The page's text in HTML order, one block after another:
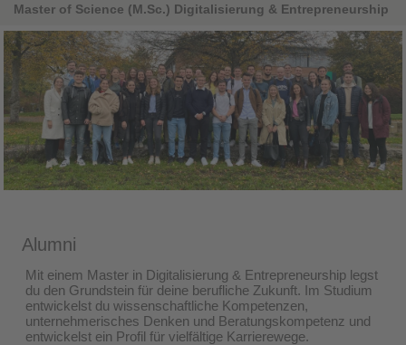
Master of Science (M.Sc.) Digitalisierung & Entrepreneurship
Alumni
Mit einem Master in Digitalisierung & Entrepreneurship legst
du den Grundstein für deine berufliche Zukunft. Im Studium
entwickelst du wissenschaftliche Kompetenzen,
unternehmerisches Denken und Beratungskompetenz und
entwickelst ein Profil für vielfältige Karrierewege.